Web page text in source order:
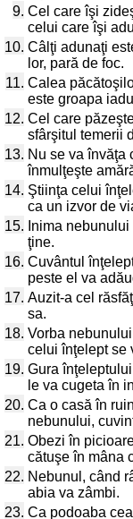
9. Cel care îşi
celui care îşi
10. Câlţi adunaţi
lor, pară de foc.
11. Calea
este groapa
12. Cel care
sfârşitul temerii
13. Nu se va învăţa
înmulţeşte
14. Ştiinţa celui
ca un izvor de
15. Inima
ţine.
16. Cuvântul
peste el va
17. Auzit-a cel
sa.
18. Vorba
celui înţelept se
19. Gura
le va cugeta în
20. Ca o casă în
nebunului,
21. Obezi în
cătuşe în mâna
22. Nebunul, când
abia va zâmbi.
23. Ca podoaba